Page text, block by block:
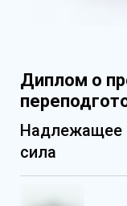
Диплом о
Надлежащее
сила